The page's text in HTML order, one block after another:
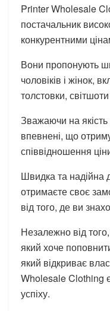
Printer Wholesale
постачальник
конкурентними
Вони пропонують
чоловіків і жінок,
толстовки,
Зважаючи на якість
впевнені, що
співвідношення
Швидка та надійна
отримаєте своє
від того, де ви
Незалежно від
який хоче
який відкриває
Wholesale Clothing
успіху.